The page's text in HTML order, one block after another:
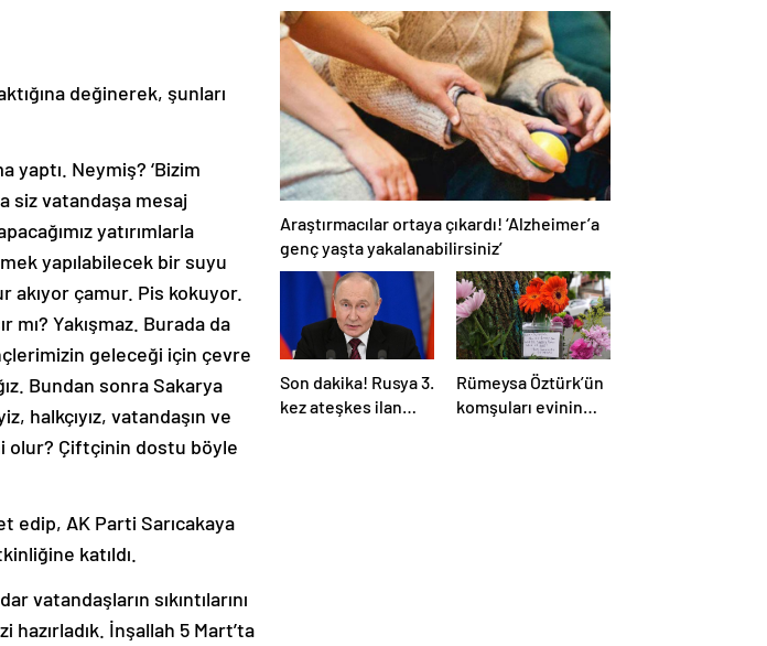
değinerek, şunları
yaptı. Neymiş? ‘Bizim
siz vatandaşa mesaj
yatırımlarla
yapılabilecek bir suyu
akıyor çamur. Pis kokuyor.
mı? Yakışmaz. Burada da
geleceği için çevre
Bundan sonra Sakarya
halkçıyız, vatandaşın ve
olur? Çiftçinin dostu böyle
edip, AK Parti Sarıcakaya
katıldı.
sıkıntılarını
İnşallah 5 Mart’ta
günlük ateşkes’
açıklaması: Bunu
iyice düşünmeliyiz
ülkeden 2 farklı
açıklama
Araştırmacılar ortaya çıkardı! ‘Alzheimer’a
genç yaşta yakalanabilirsiniz’
Son dakika! Rusya 3.
kez ateşkes ilan
Rümeysa Öztürk’ün
komşuları evinin